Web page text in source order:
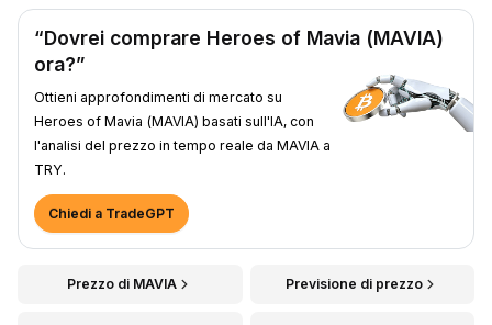
“Dovrei comprare Heroes of Mavia (MAVIA)
ora?”
Ottieni approfondimenti di mercato su
Heroes of Mavia (MAVIA) basati sull'IA, con
l'analisi del prezzo in tempo reale da MAVIA a
TRY.
Chiedi a TradeGPT
Prezzo di MAVIA Previsione di prezzo